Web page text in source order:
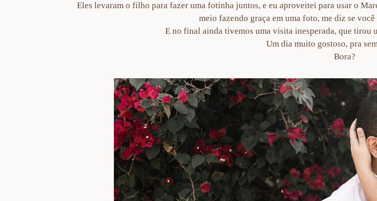
Eles levaram o filho para fazer uma fotinha juntos, e eu aproveitei para usar o
meio fazendo graça em uma foto, me diz se
E no final ainda tivemos uma visita inesperada, que tirou
Um dia muito gostoso, pra
Bora?